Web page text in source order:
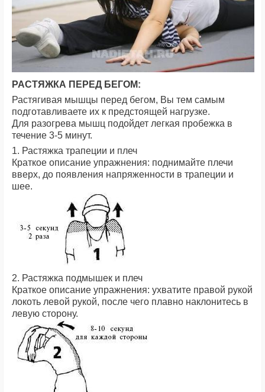
РАСТЯЖКА ПЕРЕД БЕГОМ:
Растягивая мышцы перед бегом, Вы тем самым
подготавливаете их к предстоящей нагрузке.
Для разогрева мышц подойдет легкая пробежка в
течение 3-5 минут.
1. Растяжка трапеции и плеч
Краткое описание упражнения: поднимайте плечи
вверх, до появления напряженности в трапеции и
шее.
2. Растяжка подмышек и плеч
Краткое описание упражнения: ухватите правой рукой
локоть левой рукой, после чего плавно наклонитесь в
левую сторону.